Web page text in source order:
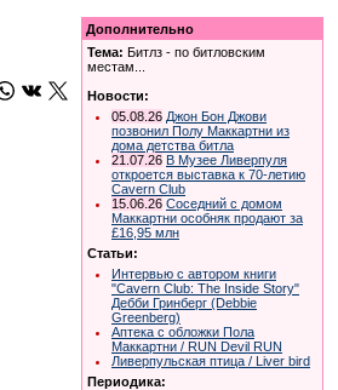
Дополнительно
Тема: Битлз - по битловским
местам...
Новости:
05.08.26 Джон Бон Джови
позвонил Полу Маккартни из
дома детства битла
21.07.26 В Музее Ливерпуля
откроется выставка к 70-летию
Cavern Club
15.06.26 Соседний с домом
Маккартни особняк продают за
£16,95 млн
Статьи:
Интервью с автором книги
"Cavern Club: The Inside Story"
Дебби Гринберг (Debbie
Greenberg)
Аптека с обложки Пола
Маккартни / RUN Devil RUN
Ливерпульская птица / Liver bird
Периодика: